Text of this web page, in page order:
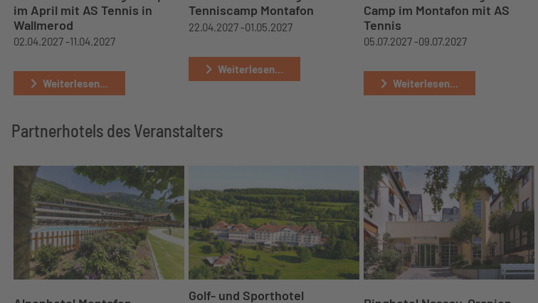
im April mit AS Tennis in
Wallmerod
02.04.2027 -11.04.2027
Weiterlesen...
Tenniscamp Montafon
22.04.2027 -01.05.2027
Weiterlesen...
Camp im Montafon mit AS
Tennis
05.07.2027 -09.07.2027
Weiterlesen...
Partnerhotels des Veranstalters
Golf- und Sporthotel